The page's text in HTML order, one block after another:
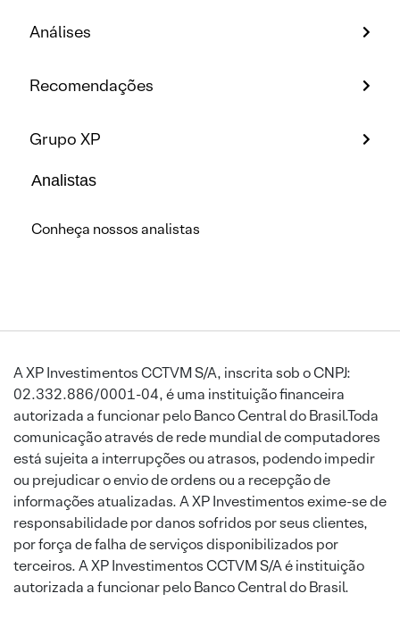
Análises
Recomendações
Grupo XP
Analistas
Conheça nossos analistas
A XP Investimentos CCTVM S/A, inscrita sob o CNPJ:
02.332.886/0001-04, é uma instituição financeira
autorizada a funcionar pelo Banco Central do Brasil.Toda
comunicação através de rede mundial de computadores
está sujeita a interrupções ou atrasos, podendo impedir
ou prejudicar o envio de ordens ou a recepção de
informações atualizadas. A XP Investimentos exime-se de
responsabilidade por danos sofridos por seus clientes,
por força de falha de serviços disponibilizados por
terceiros. A XP Investimentos CCTVM S/A é instituição
autorizada a funcionar pelo Banco Central do Brasil.